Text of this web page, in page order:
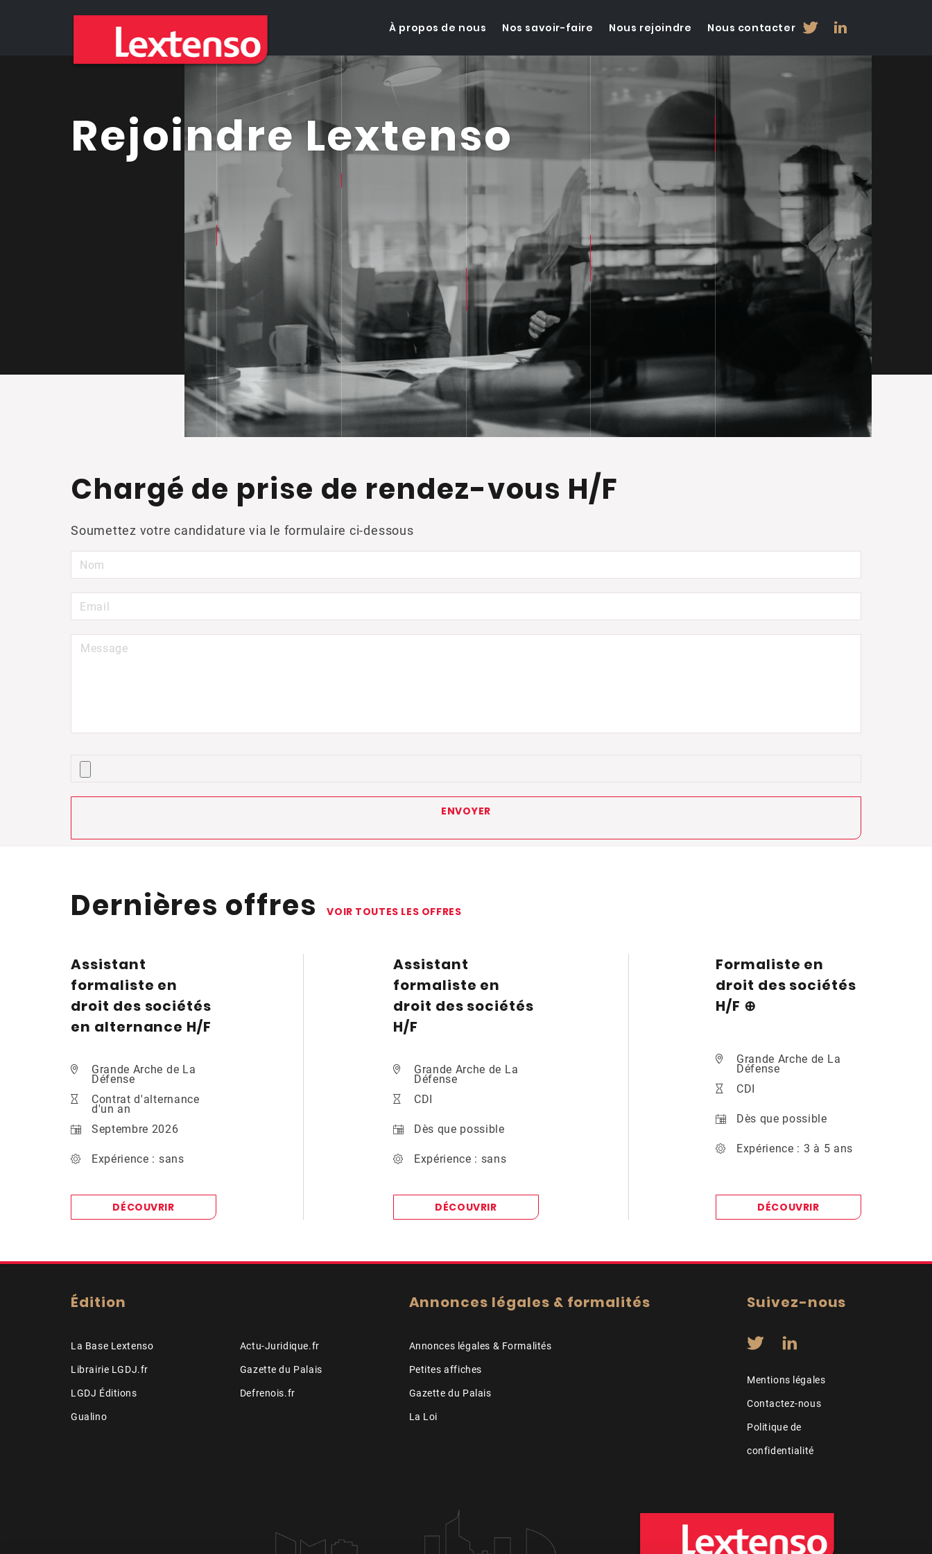
À propos de nous Nos savoir-faire Nous rejoindre Nous contacter
Rejoindre Lextenso
Chargé de prise de rendez-vous H/F
Soumettez votre candidature via le formulaire ci-dessous
Dernières offres VOIR TOUTES LES OFFRES
Assistant
formaliste en
droit des sociétés
en alternance H/F
Grande Arche de La
Défense
Contrat d'alternance
d'un an
Septembre 2026
Expérience : sans
DÉCOUVRIR
Assistant
formaliste en
droit des sociétés
H/F
Grande Arche de La
Défense
CDI
Dès que possible
Expérience : sans
DÉCOUVRIR
Formaliste en
droit des sociétés
H/F ⊕
Grande Arche de La
Défense
CDI
Dès que possible
Expérience : 3 à 5 ans
DÉCOUVRIR
Édition
La Base Lextenso
Librairie LGDJ.fr
LGDJ Éditions
Gualino
Actu-Juridique.fr
Gazette du Palais
Defrenois.fr
Annonces légales & formalités
Annonces légales & Formalités
Petites affiches
Gazette du Palais
La Loi
Suivez-nous
Mentions légales
Contactez-nous
Politique de
confidentialité